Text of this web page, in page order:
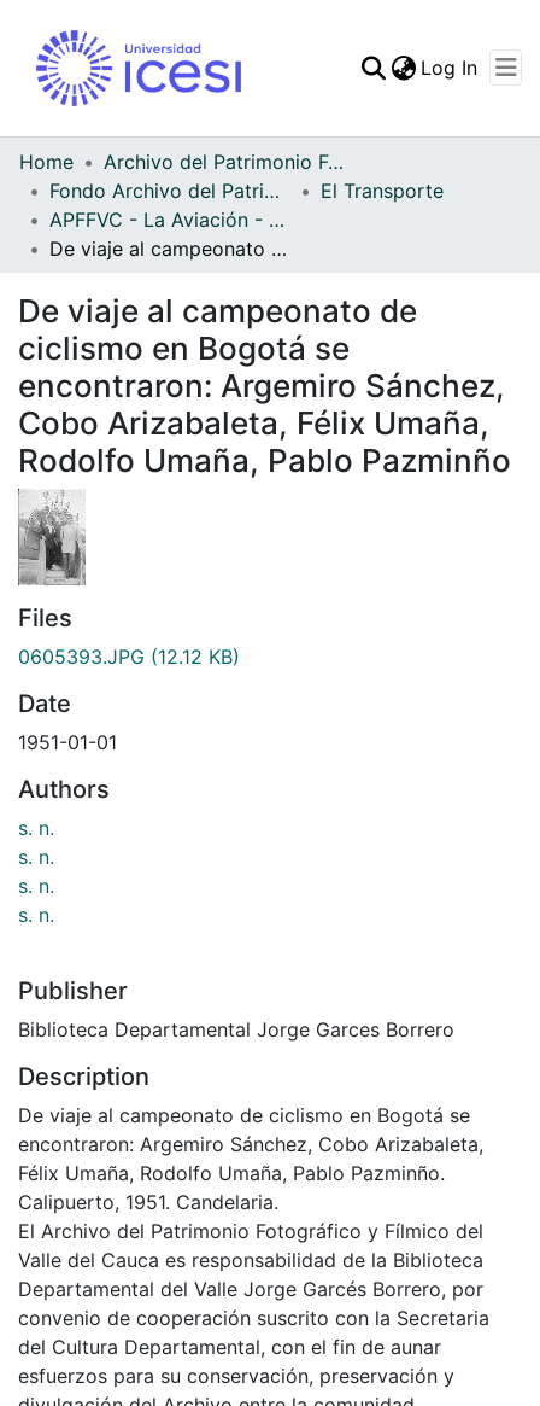
Statistics
Log In
Home
Archivo del Patrimonio Fotográfico y Fílmico del Valle del Cauca
Fondo Archivo del Patrimonio Fotográfico y Fílmico del Valle del Cauca
El Transporte
APFFVC - La Aviación - Patrimonial
De viaje al campeonato de ciclismo en Bogotá se encontraron: Argemiro Sánchez, Cobo Arizabaleta, Félix Umaña, Rodolfo Umaña, Pablo Pazminño
De viaje al campeonato de
ciclismo en Bogotá se
encontraron: Argemiro Sánchez,
Cobo Arizabaleta, Félix Umaña,
Rodolfo Umaña, Pablo Pazminño
Files
0605393.JPG (12.12 KB)
Date
1951-01-01
Authors
s. n.
s. n.
s. n.
s. n.
Publisher
Biblioteca Departamental Jorge Garces Borrero
Description
De viaje al campeonato de ciclismo en Bogotá se
encontraron: Argemiro Sánchez, Cobo Arizabaleta,
Félix Umaña, Rodolfo Umaña, Pablo Pazminño.
Calipuerto, 1951. Candelaria.
El Archivo del Patrimonio Fotográfico y Fílmico del
Valle del Cauca es responsabilidad de la Biblioteca
Departamental del Valle Jorge Garcés Borrero, por
convenio de cooperación suscrito con la Secretaria
del Cultura Departamental, con el fin de aunar
esfuerzos para su conservación, preservación y